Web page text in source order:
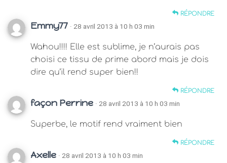
RÉPONDRE
Emmy77 · 28 avril 2013 à 10 h 03 min
Wahou!!!! Elle est sublime, je n’aurais pas
choisi ce tissu de prime abord mais je dois
dire qu’il rend super bien!!
RÉPONDRE
façon Perrine · 28 avril 2013 à 10 h 03 min
Superbe, le motif rend vraiment bien
RÉPONDRE
Axelle · 28 avril 2013 à 10 h 03 min